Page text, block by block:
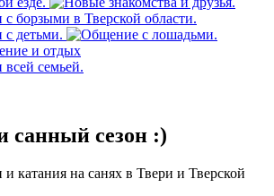
сезон :)